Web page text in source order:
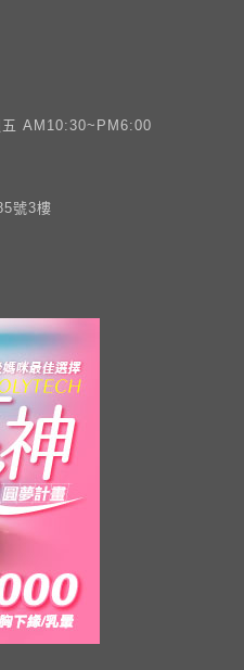
五 AM10:30~PM6:00
號3樓